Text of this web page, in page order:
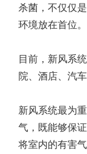
杀菌，不仅仅
环境放在首位。
目前，新风系
院、酒店、汽车
新风系统最为
气，既能够保
将室内的有害